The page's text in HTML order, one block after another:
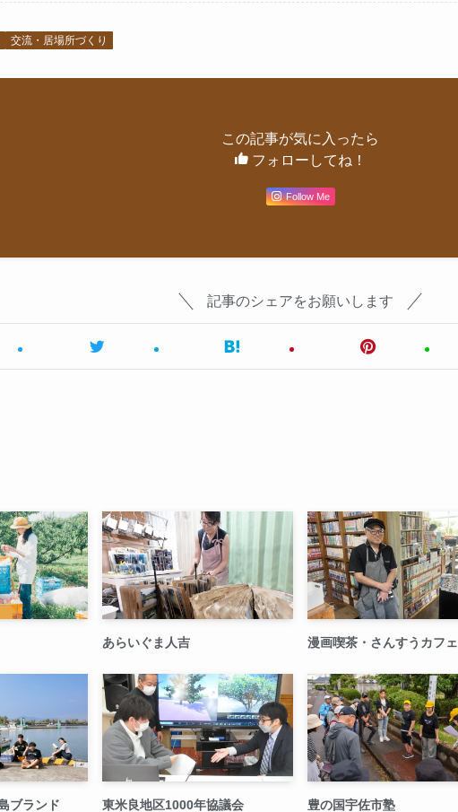
交流・居場所づくり
この記事が気に入ったら
フォローしてね！
Follow Me
記事のシェアをお願いします
あらいぐま人吉 漫画喫茶・さんすうカフェ
ブランド 東米良地区1000年協議会 豊の国宇佐市塾